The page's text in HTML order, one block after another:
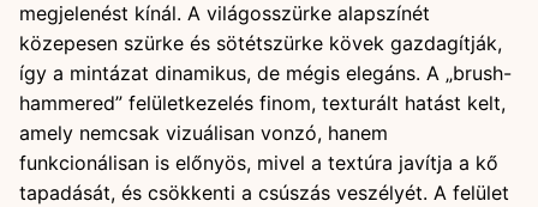
megjelenést kínál. A világosszürke alapszínét
közepesen szürke és sötétszürke kövek gazdagítják,
így a mintázat dinamikus, de mégis elegáns. A „brush-
hammered” felületkezelés finom, texturált hatást kelt,
amely nemcsak vizuálisan vonzó, hanem
funkcionálisan is előnyös, mivel a textúra javítja a kő
tapadását, és csökkenti a csúszás veszélyét. A felület